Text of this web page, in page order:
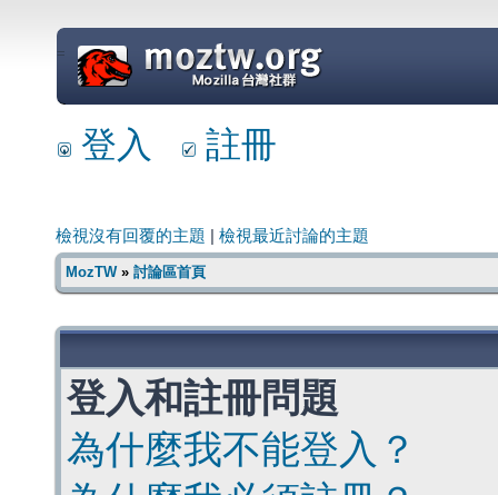
=
登入 註冊
檢視沒有回覆的主題 檢視最近討論的主題
MozTW» 討論區首頁
登入和註冊問題
為什麼我不能登入？